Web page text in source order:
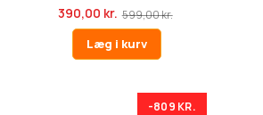
390,00 kr. 599,00 kr.
Læg i kurv
-809 KR.